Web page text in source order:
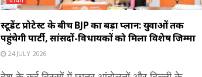
स्टूडेंट प्रोटेस्ट के बीच BJP का बड़ा प्लान: युवाओं तक
पहुंचेगी पार्टी, सांसदों-विधायकों को मिला विशेष जिम्मा
24 JULY 2026